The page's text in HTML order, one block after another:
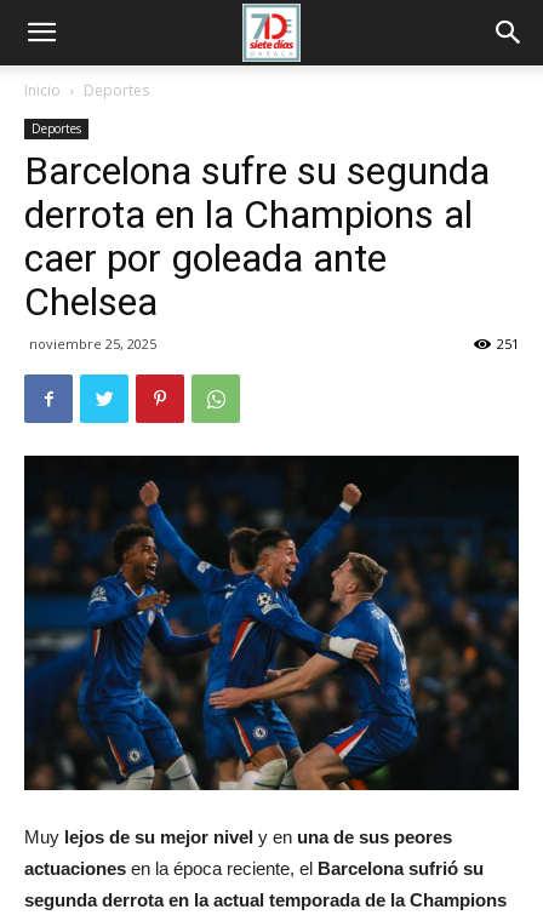
Inicio Deportes
Deportes
Barcelona sufre su segunda
derrota en la Champions al
caer por goleada ante
Chelsea
noviembre 25, 2025 251
Muy lejos de su mejor nivel y en una de sus peores
actuaciones en la época reciente, el Barcelona sufrió su
segunda derrota en la actual temporada de la Champions